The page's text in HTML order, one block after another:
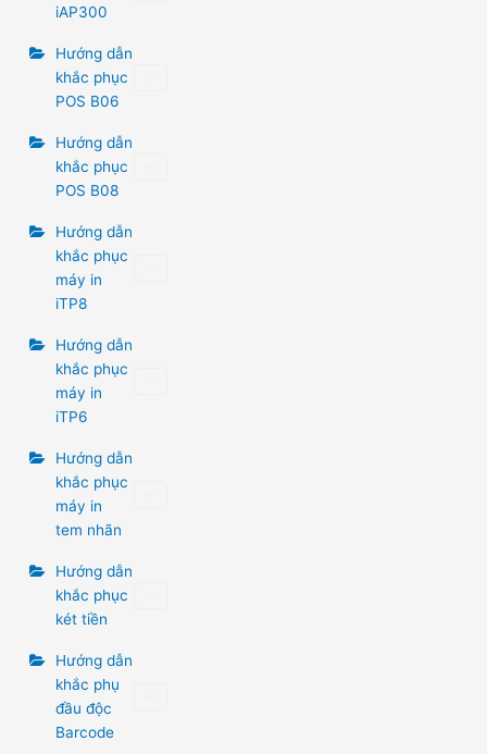
iAP300
Hướng dẫn
khắc phục
POS B06
Hướng dẫn
khắc phục
POS B08
Hướng dẫn
khắc phục
máy in
iTP8
Hướng dẫn
khắc phục
máy in
iTP6
Hướng dẫn
khắc phục
máy in
tem nhãn
Hướng dẫn
khắc phục
két tiền
Hướng dẫn
khắc phụ
đầu độc
Barcode